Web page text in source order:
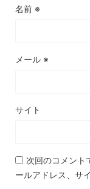
名前 ※
メール ※
サイト
次回のコメント
ールアドレス、サ